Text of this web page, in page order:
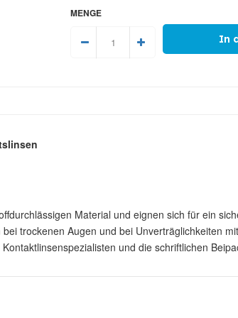
MENGE
Material und eignen sich für ein
trockenen Augen und bei Unverträglichkeiten
und die schriftlichen